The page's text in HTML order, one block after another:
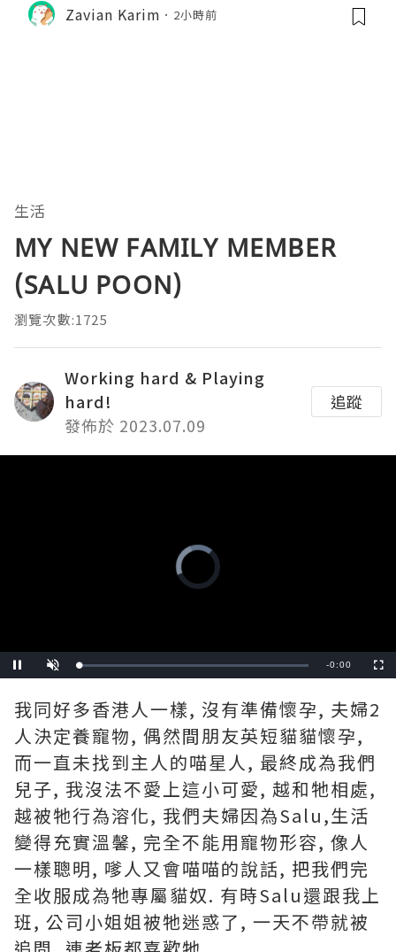
Zavian Karim 2小時前
生活
MY NEW FAMILY MEMBER
(SALU POON)
瀏覽次數:1725
Working hard & Playing
hard!
發佈於 2023.07.09
追蹤
Video
Player
is
loading.
Pause Unmute Loaded:
0%
Remaining
-0:00
我同好多香港人一樣, 沒有準備懷孕, 夫婦2
人決定養寵物, 偶然間朋友英短貓貓懷孕,
而一直未找到主人的喵星人, 最終成為我們
兒子, 我沒法不愛上這小可愛, 越和牠相處,
越被牠行為溶化, 我們夫婦因為Salu,生活
變得充實溫馨, 完全不能用寵物形容, 像人
一樣聰明, 嗲人又會喵喵的說話, 把我們完
全收服成為牠專屬貓奴. 有時Salu還跟我上
班, 公司小姐姐被牠迷惑了, 一天不帶就被